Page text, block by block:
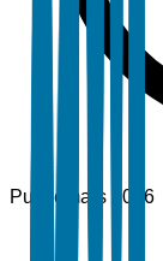
Publié mars 2026